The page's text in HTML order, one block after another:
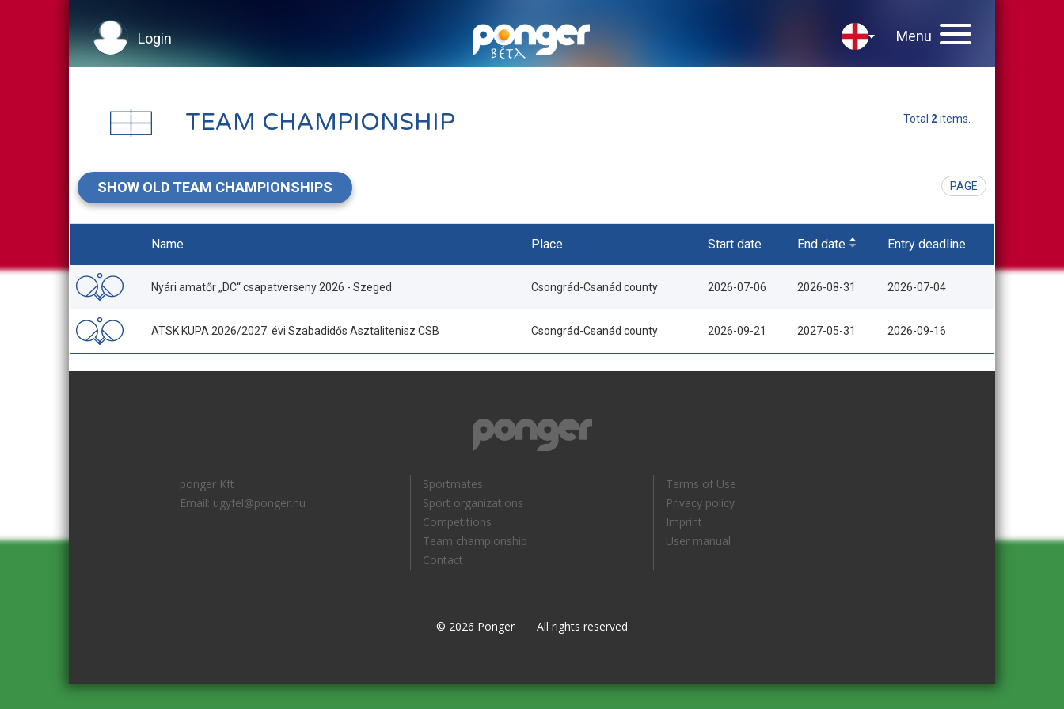
Login Menu
TEAM CHAMPIONSHIP Total 2items.
PAGE
SHOW OLD TEAM CHAMPIONSHIPS
Name Place Start date End date Entry deadline
Nyári amatőr „DC“ csapatverseny 2026 - Szeged Csongrád-Csanád county 2026-07-06 2026-08-31 2026-07-04
ATSK KUPA 2026/2027. évi Szabadidős Asztalitenisz CSB Csongrád-Csanád county 2026-09-21 2027-05-31 2026-09-16
ponger Kft
Email: ugyfel@ponger.hu
Sportmates
Sport organizations
Competitions
Team championship
Contact
Terms of Use
Privacy policy
Imprint
User manual
© 2026 Ponger All rights reserved